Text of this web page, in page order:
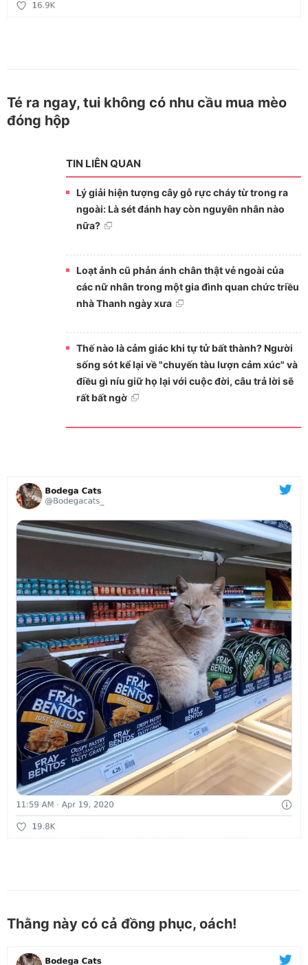
Té ra ngay, tui không có nhu cầu mua mèo
đóng hộp
TIN LIÊN QUAN
Lý giải hiện tượng cây gỗ rực cháy từ trong ra
ngoài: Là sét đánh hay còn nguyên nhân nào
nữa?
Loạt ảnh cũ phản ánh chân thật vẻ ngoài của
các nữ nhân trong một gia đình quan chức triều
nhà Thanh ngày xưa
Thế nào là cảm giác khi tự tử bất thành? Người
sống sót kể lại về "chuyến tàu lượn cảm xúc" và
điều gì níu giữ họ lại với cuộc đời, câu trả lời sẽ
rất bất ngờ
Thằng này có cả đồng phục, oách!